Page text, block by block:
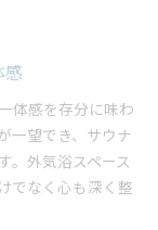
感
体感を存分に味わ
一望でき、サウナ
。外気浴スペース
でなく心も深く整